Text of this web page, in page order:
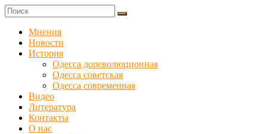
Skip
to
content
Куликовец
Сайт
одесского
сопротивления
Мнения
Новости
История
Одесса дореволюционная
Одесса советская
Одесса современная
Видео
Литература
Контакты
О нас